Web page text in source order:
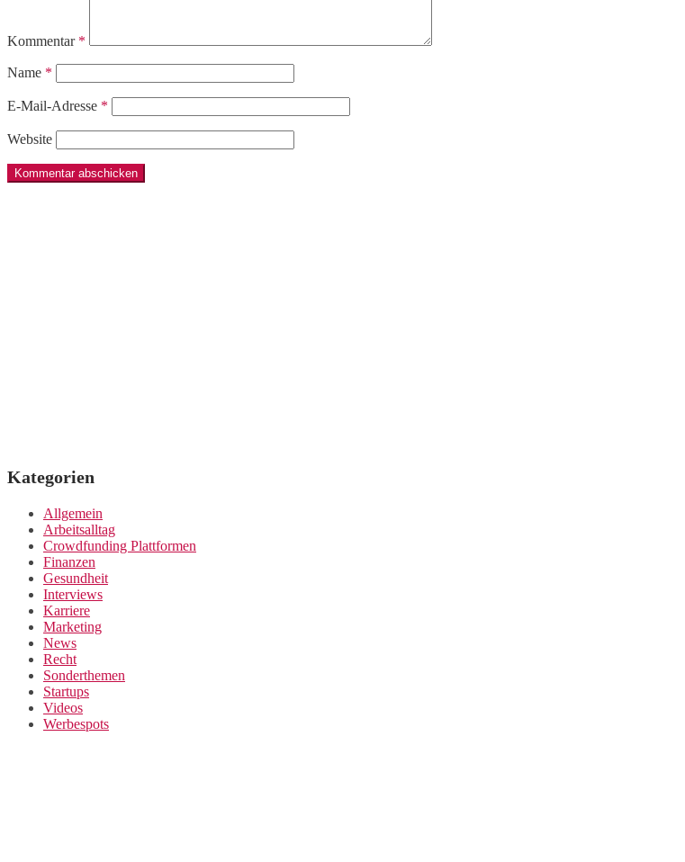
Kommentar *
Name *
E-Mail-Adresse *
Website
Kategorien
Allgemein
Arbeitsalltag
Crowdfunding Plattformen
Finanzen
Gesundheit
Interviews
Karriere
Marketing
News
Recht
Sonderthemen
Startups
Videos
Werbespots